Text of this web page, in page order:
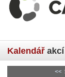
Kalendář akcí
<<